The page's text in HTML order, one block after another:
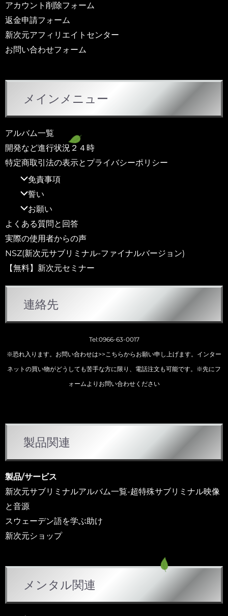
アカウント削除フォーム
返金申請フォーム
新次元アフィリエイトセンター
お問い合わせフォーム
メインメニュー
アルバム一覧
開発など進行状況２４時
特定商取引法の表示とプライバシーポリシー
免責事項
誓い
お願い
よくある質問と回答
実際の使用者からの声
NSZ(新次元サブリミナル-ファイナルバージョン)
【無料】新次元セミナー
連絡先
Tel:0966-63-0017
※恐れ入ります。お問い合わせは>>こちらから お願い申し上げます。インター
ネットの買い物がどうしても苦手な方に限り、電話注文も可能です。※先にフ
ォームよりお問い合わせください
製品関連
製品/サービス
新次元サブリミナルアルバム一覧-超特殊サブリミナル映像
と音源
スウェーデン語を学ぶ助け
新次元ショップ
メンタル関連
ゴ
リ
ー